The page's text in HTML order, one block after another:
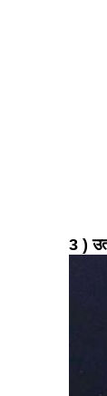
3 )